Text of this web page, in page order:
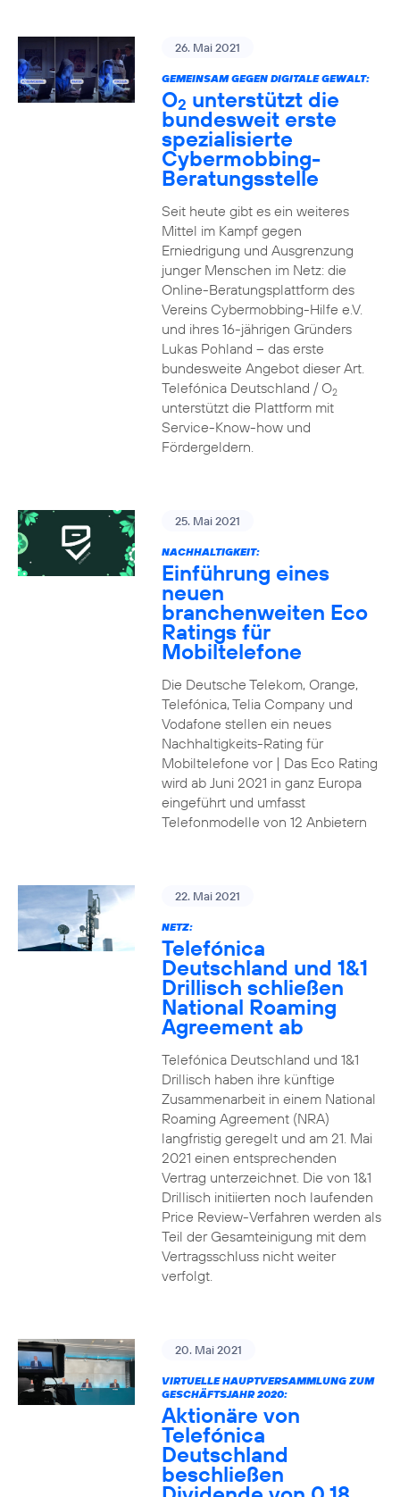
26. Mai 2021
GEMEINSAM GEGEN DIGITALE GEWALT:
O2 unterstützt die
bundesweit erste
spezialisierte
Cybermobbing-
Beratungsstelle
Seit heute gibt es ein weiteres
Mittel im Kampf gegen
Erniedrigung und Ausgrenzung
junger Menschen im Netz: die
Online-Beratungsplattform des
Vereins Cybermobbing-Hilfe e.V.
und ihres 16-jährigen Gründers
Lukas Pohland – das erste
bundesweite Angebot dieser Art.
Telefónica Deutschland / O2
unterstützt die Plattform mit
Service-Know-how und
Fördergeldern.
25. Mai 2021
NACHHALTIGKEIT:
Einführung eines
neuen
branchenweiten Eco
Ratings für
Mobiltelefone
Die Deutsche Telekom, Orange,
Telefónica, Telia Company und
Vodafone stellen ein neues
Nachhaltigkeits-Rating für
Mobiltelefone vor | Das Eco Rating
wird ab Juni 2021 in ganz Europa
eingeführt und umfasst
Telefonmodelle von 12 Anbietern
22. Mai 2021
NETZ:
Telefónica
Deutschland und 1&1
Drillisch schließen
National Roaming
Agreement ab
Telefónica Deutschland und 1&1
Drillisch haben ihre künftige
Zusammenarbeit in einem National
Roaming Agreement (NRA)
langfristig geregelt und am 21. Mai
2021 einen entsprechenden
Vertrag unterzeichnet. Die von 1&1
Drillisch initiierten noch laufenden
Price Review-Verfahren werden als
Teil der Gesamteinigung mit dem
Vertragsschluss nicht weiter
verfolgt.
20. Mai 2021
VIRTUELLE HAUPTVERSAMMLUNG ZUM
GESCHÄFTSJAHR 2020:
Aktionäre von
Telefónica
Deutschland
beschließen